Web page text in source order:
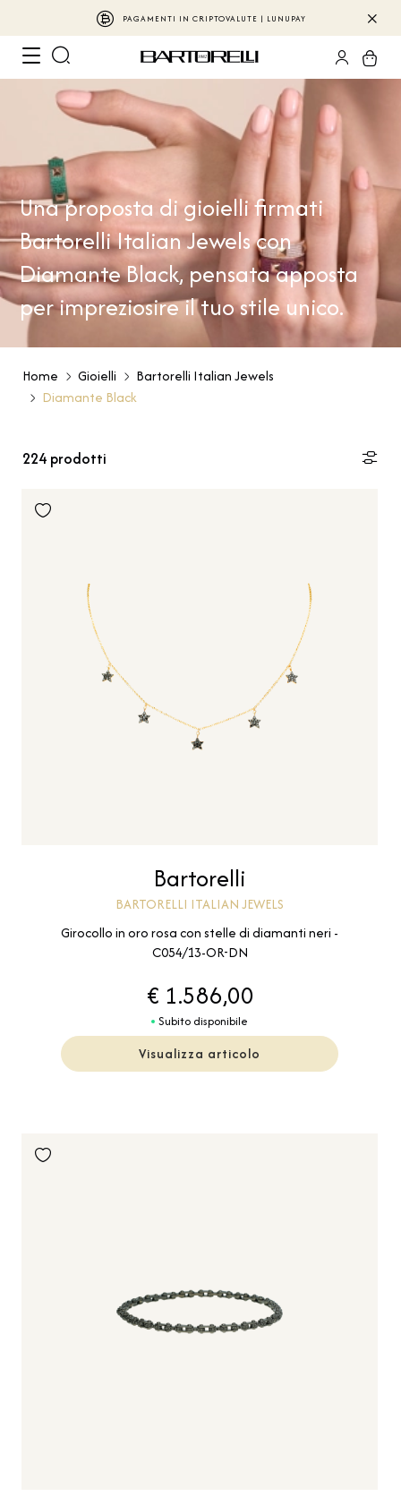
PAGAMENTI IN CRIPTOVALUTE | LUNUPAY
Una proposta di gioielli firmati
Bartorelli Italian Jewels con
Diamante Black, pensata apposta
per impreziosire il tuo stile unico.
Home Gioielli
Bartorelli Italian Jewels
Diamante Black
224 prodotti
Bartorelli
BARTORELLI ITALIAN JEWELS
Girocollo in oro rosa con stelle di diamanti neri -
C054/13-OR-DN
€ 1.586,00
Subito disponibile
Visualizza articolo